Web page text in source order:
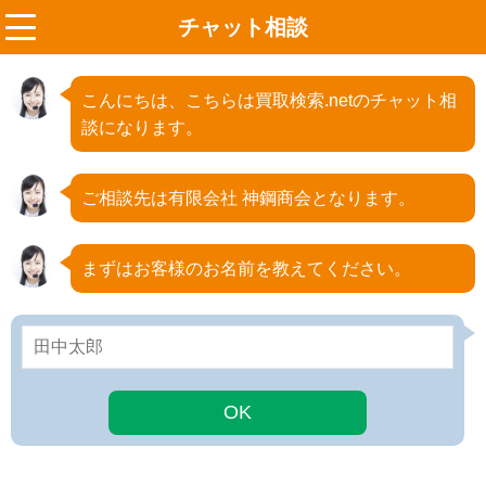
チャット相談
こんにちは、こちらは買取検索.netのチャット相
談になります。
ご相談先は有限会社 神鋼商会となります。
まずはお客様のお名前を教えてください。
OK